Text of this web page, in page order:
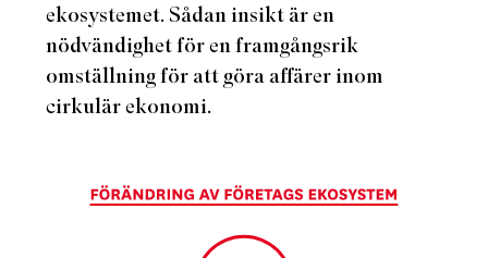
ekosystemet. Sådan insikt är en
nödvändighet för en framgångsrik
omställning för att göra affärer inom
cirkulär ekonomi.